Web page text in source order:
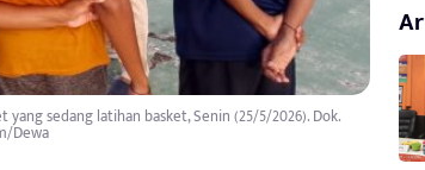
sedang latihan basket, Senin (25/5/2026). Dok.
Dewa